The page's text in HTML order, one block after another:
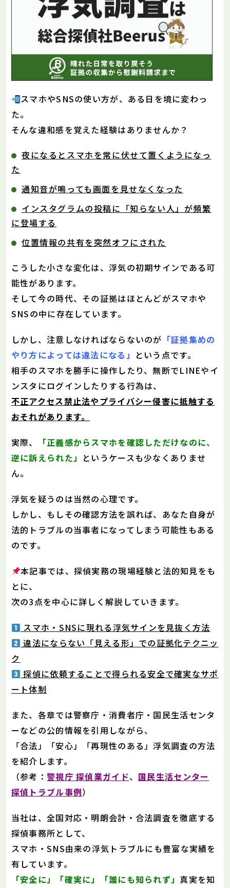
スマホやSNSの使い方が、ある日を境に変わっ
た。
そんな違和感を覚えた経験はありませんか？
夜になるとスマホを常に伏せて置くようになっ
た
通知音が鳴っても画面を見せなくなった
インスタグラムの投稿に「知らない人」が頻繁
に登場する
位置情報の共有を突然オフにされた
こうした小さな変化は、浮気の初期サインである可
能性があります。
そして今の時代、その証拠はほとんどがスマホや
SNSの中に存在しています。
しかし、注意しなければならないのが 「証拠集めの
やり方によっては違法になる」 という点です。
相手のスマホを勝手に操作したり、無断でLINEやイ
ンスタにログインしたりする行為は、
不正アクセス禁止法やプライバシー侵害に抵触する
おそれがあります。
実際、
「正義感からスマホを確認しただけなのに、
逆に訴えられた」 というケースも少なくありませ
ん。
浮気を疑うのは当然の心理です。
しかし、もしその確認方法を誤れば、あなた自身が
法的トラブルの当事者になってしまう可能性もある
のです。
本記事では、探偵実務の現場経験と法的知見をも
とに、
次の3点を中心に詳しく解説していきます。
スマホ・SNSに現れる浮気サインを見抜く方法
違法にならない「見える形」での証拠化テクニッ
ク
探偵に依頼することで得られる安全で確実なサポ
ート体制
また、各章では警察庁・消費者庁・国民生活センタ
ーなどの公的情報を引用しながら、
「合法」「安心」「再現性のある」浮気調査の方法
を紹介します。
（参考：警視庁 探偵業ガイド、 国民生活センター
探偵トラブル事例）
当社は、全国対応・明朗会計・合法調査を徹底する
探偵事務所として、
スマホ・SNS由来の浮気トラブルにも豊富な実績を
有しています。
「安全に」「確実に」「誰にも知られず」真実を知